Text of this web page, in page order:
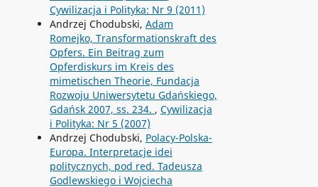
Cywilizacja i Polityka: Nr 9 (2011)
Andrzej Chodubski, Adam
Romejko, Transformationskraft des
Opfers. Ein Beitrag zum
Opferdiskurs im Kreis des
mimetischen Theorie, Fundacja
Rozwoju Uniwersytetu Gdańskiego,
Gdańsk 2007, ss. 234. , Cywilizacja
i Polityka: Nr 5 (2007)
Andrzej Chodubski, Polacy-Polska-
Europa. Interpretacje idei
politycznych, pod red. Tadeusza
Godlewskiego i Wojciecha